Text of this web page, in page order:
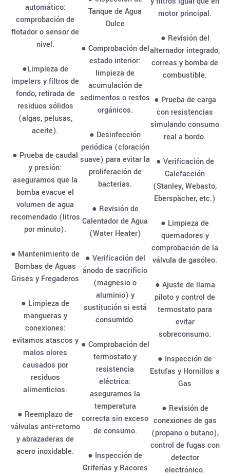
automático:
comprobación de
flotador o sensor de
nivel.
●Limpieza de
impelers y filtros de
fondo, retirada de
residuos sólidos
(algas, pelusas,
aceite).
● Prueba de caudal
y presión:
aseguramos que la
bomba evacue el
volumen de agua
recomendado (litros
por minuto).
● Mantenimiento de
Bombas de Aguas
Grises y Fregaderos
● Limpieza de
mangueras y
conexiones:
evitamos atascos y
malos olores
causados por
residuos
alimenticios.
● Reemplazo de
válvulas anti-retorno
y abrazaderas de
acero inoxidable.
Tanque de Agua
Dulce
● Comprobación del
estado interior:
limpieza de
acumulación de
sedimentos o restos
orgánicos.
● Desinfección
periódica (cloración
suave) para evitar la
proliferación de
bacterias.
● Revisión de
Calentador de Agua
(Water Heater)
● Verificación del
ánodo de sacrificio
(magnesio o
aluminio) y
sustitución si está
consumido.
● Comprobación del
termostato y
resistencia
eléctrica:
aseguramos la
temperatura
correcta sin exceso
de consumo.
● Inspección de
Griferías y Racores
motor principal.
● Revisión del
alternador integrado,
correas y bomba de
combustible.
● Prueba de carga
con resistencias
simulando consumo
real a bordo.
● Verificación de
Calefacción
(Stanley, Webasto,
Eberspächer, etc.)
● Limpieza de
quemadores y
comprobación de la
válvula de gasóleo.
● Ajuste de llama
piloto y control de
termostato para
evitar
sobreconsumo.
● Inspección de
Estufas y Hornillos a
Gas
● Revisión de
conexiones de gas
(propano o butano),
control de fugas con
detector
electrónico.